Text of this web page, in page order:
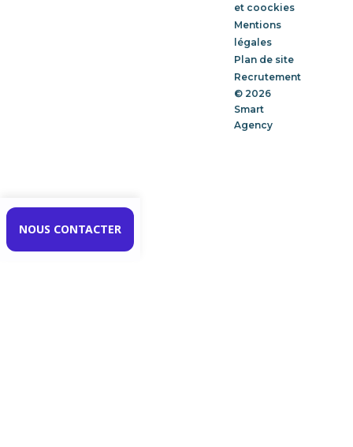
© 2026
Smart
Agency
et coockies
Mentions
légales
Plan de site
Recrutement
NOUS CONTACTER